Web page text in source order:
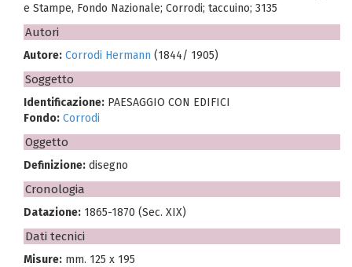
e Stampe, Fondo Nazionale; Corrodi; taccuino; 3135
Autori
Autore: Corrodi Hermann (1844/ 1905)
Soggetto
Identificazione: PAESAGGIO CON EDIFICI
Fondo: Corrodi
Oggetto
Definizione: disegno
Cronologia
Datazione: 1865-1870 (Sec. XIX)
Dati tecnici
Misure: mm. 125 x 195